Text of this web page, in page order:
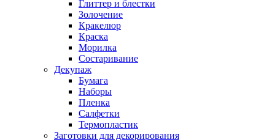
Глиттер и блестки
Золочение
Кракелюр
Краска
Морилка
Состаривание
Декупаж
Бумага
Наборы
Пленка
Салфетки
Термопластик
Заготовки для декорирования